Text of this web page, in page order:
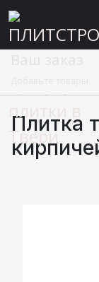
Плитка